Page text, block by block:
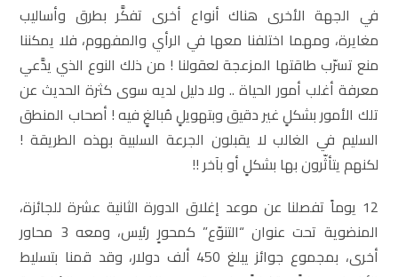
في الجهة الأخرى هناك أنواع أخرى تفكَّر بطرق وأساليب
مغايرة، ومهما اختلفنا معها في الرأي والمفهوم، فلا يمكننا
منع تسرّب طاقتها المزعجة لعقولنا ! من ذلك النوع الذي يدَّعي
معرفة أغلب أمور الحياة .. ولا دليل لديه سوى كثرة الحديث عن
تلك الأمور بشكلٍ غير دقيق وبتهويلٍ مُبالغٍ فيه ! أصحاب المنطق
السليم في الغالب لا يقبلون الجرعة السلبية بهذه الطريقة !
لكنهم يتأثّرون بها بشكلٍ أو بآخر !!
12 يوماً تفصلنا عن موعد إغلاق الدورة الثانية عشرة للجائزة،
المنضوية تحت عنوان “التنوّع” كمحورٍ رئيس، ومعه 3 محاور
أخرى، بمجموع جوائز يبلغ 450 ألف دولار، وقد قمنا بتسليط